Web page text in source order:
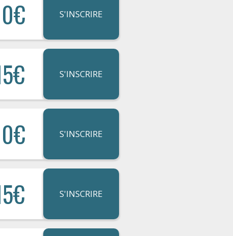
S'INSCRIRE
S'INSCRIRE
S'INSCRIRE
S'INSCRIRE